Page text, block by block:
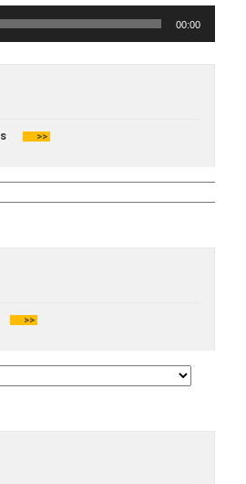
00:00
>>
>>